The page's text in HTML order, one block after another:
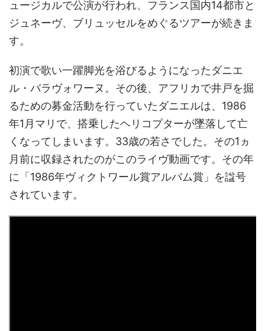
ュージカルで公演が行われ、フランス国内14都市と
ジュネーヴ、ブリュッセルをめぐるツアーが続きま
す。
初演で歌い一躍脚光を浴びるようになったダニエ
ル・バラヴォワーヌ。その後、アフリカで井戸を掘
るための募金活動を行っていたダニエルは、1986
年1月マリで、搭乗したヘリコプターが墜落して亡
くなってしまいます。33歳の若さでした。その1ヵ
月前に収録されたのがこのライヴ動画です。その年
に「1986年ヴィクトワール賞アルバム賞」を諡号
されています。